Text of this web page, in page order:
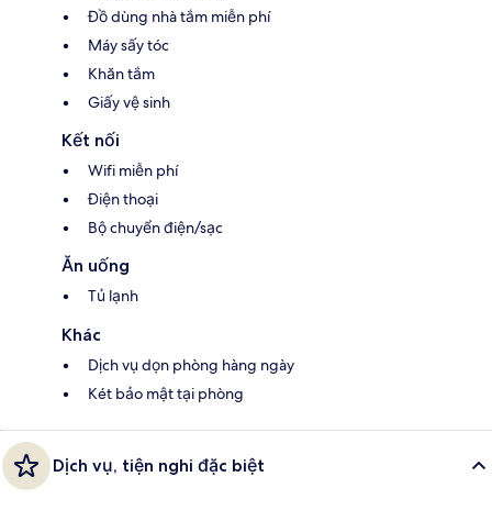
Đồ dùng nhà tắm miễn phí
Máy sấy tóc
Khăn tắm
Giấy vệ sinh
Kết nối
Wifi miễn phí
Điện thoại
Bộ chuyển điện/sạc
Ăn uống
Tủ lạnh
Khác
Dịch vụ dọn phòng hàng ngày
Két bảo mật tại phòng
Dịch vụ, tiện nghi đặc biệt